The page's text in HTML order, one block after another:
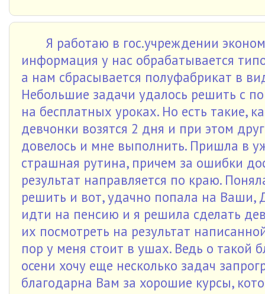
Я работаю в гос.учреждении
информация у нас обрабатывается
а нам сбрасывается полуфабрикат в
Небольшие задачи удалось решить с
на бесплатных уроках. Но есть такие,
девчонки возятся 2 дня и при этом
довелось и мне выполнить. Пришла в
страшная рутина, причем за ошибки
результат направляется по краю.
решить и вот, удачно попала на Ваши,
идти на пенсию и я решила сделать
их посмотреть на результат
пор у меня стоит в ушах. Ведь о такой
осени хочу еще несколько задач
благодарна Вам за хорошие курсы,